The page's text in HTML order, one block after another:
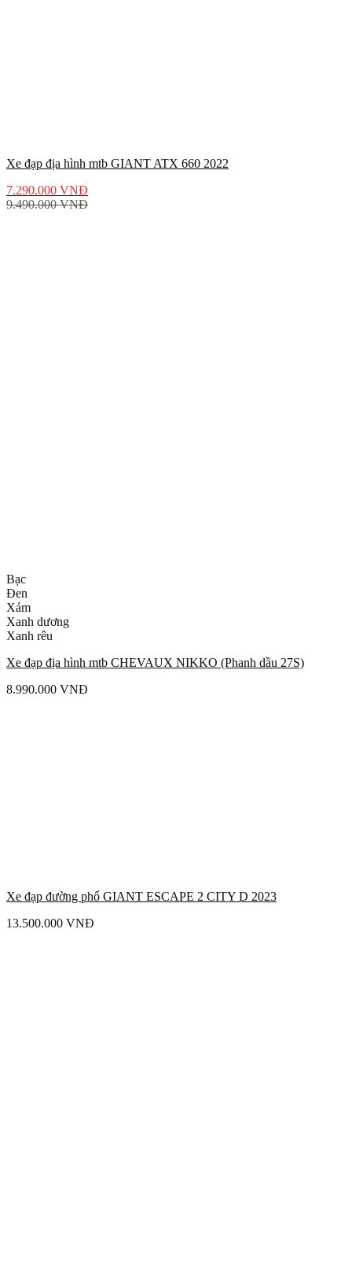
Xe đạp địa hình mtb GIANT ATX 660 2022
7.290.000 VNĐ
9.490.000VNĐ
Bạc
Đen
Xám
Xanh dương
Xanh rêu
Xe đạp địa hình mtb CHEVAUX NIKKO (Phanh dầu 27S)
8.990.000 VNĐ
Xe đạp đường phố GIANT ESCAPE 2 CITY D 2023
13.500.000 VNĐ